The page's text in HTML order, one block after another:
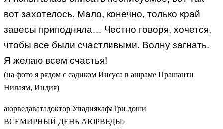
вот захотелось. Мало, конечно, только край
завесы приподняла… Честно говоря, хочется,
чтобы все были счастливыми. Волну загнать.
Я желаю всем счастья!
(на фото я рядом с садиком Иисуса в ашраме Прашанти
Нилаям, Индия)
аюрведаватадоктор УпадиякафаТри доши
Навигация
ВСЕМИРНЫЙ ДЕНЬ АЮРВЕДЫ